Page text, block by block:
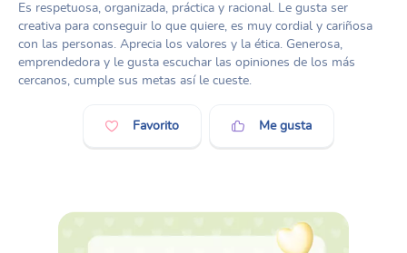
Es respetuosa, organizada, práctica y racional. Le gusta ser
creativa para conseguir lo que quiere, es muy cordial y cariñosa
con las personas. Aprecia los valores y la ética. Generosa,
emprendedora y le gusta escuchar las opiniones de los más
cercanos, cumple sus metas así le cueste.
Favorito Me gusta